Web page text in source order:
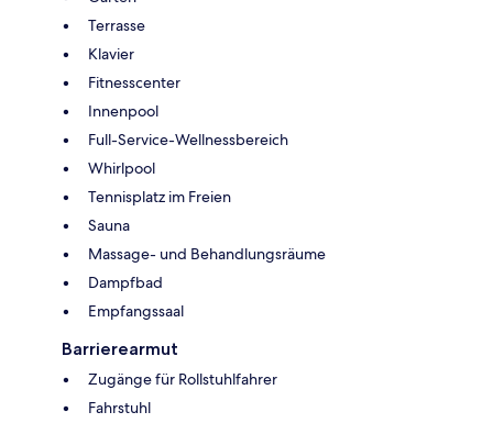
Terrasse
Klavier
Fitnesscenter
Innenpool
Full-Service-Wellnessbereich
Whirlpool
Tennisplatz im Freien
Sauna
Massage- und Behandlungsräume
Dampfbad
Empfangssaal
Barrierearmut
Zugänge für Rollstuhlfahrer
Fahrstuhl